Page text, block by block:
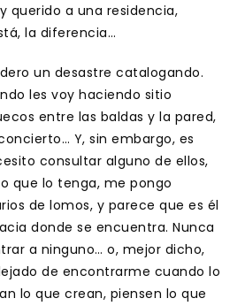
querido a una residencia,
la diferencia…
un desastre catalogando.
les voy haciendo sitio
entre las baldas y la pared,
Y, sin embargo, es
consultar alguno de ellos,
que lo tenga, me pongo
de lomos, y parece que es él
donde se encuentra. Nunca
a ninguno… o, mejor dicho,
de encontrarme cuando lo
lo que crean, piensen lo que